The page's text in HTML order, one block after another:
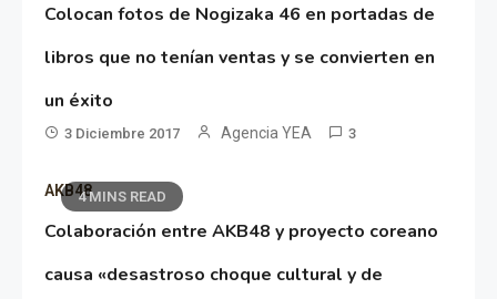
Colocan fotos de Nogizaka 46 en portadas de
libros que no tenían ventas y se convierten en
un éxito
3 Diciembre 2017 Agencia YEA 3
4 MINS READ
AKB48
Colaboración entre AKB48 y proyecto coreano
causa «desastroso choque cultural y de